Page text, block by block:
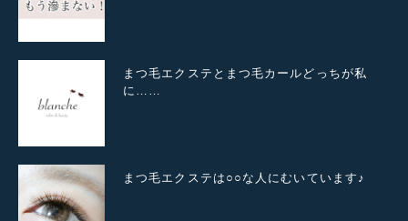
まつ毛エクステとまつ毛カールどっちが私
に……
まつ毛エクステは○○な人にむいています♪